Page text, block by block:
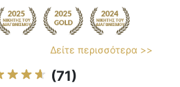
Δείτε περισσότερα >>
(71)